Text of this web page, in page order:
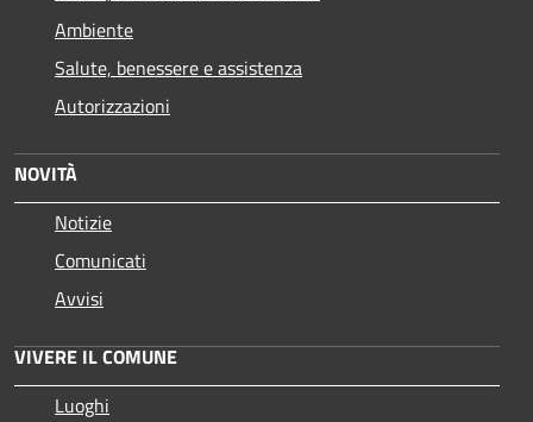
Ambiente
Salute, benessere e assistenza
Autorizzazioni
NOVITÀ
Notizie
Comunicati
Avvisi
VIVERE IL COMUNE
Luoghi